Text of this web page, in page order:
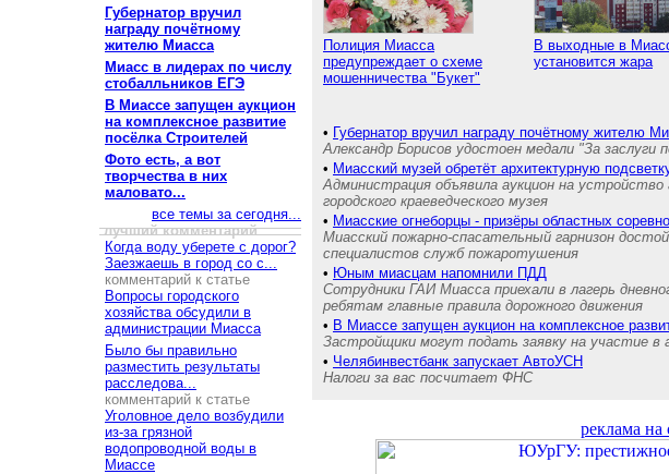
Губернатор вручил
награду почётному
жителю Миасса
Миасс в лидерах по числу
стобалльников ЕГЭ
В Миассе запущен аукцион
на комплексное развитие
посёлка Строителей
Фото есть, а вот
творчества в них
маловато...
все темы за сегодня...
лучший комментарий
Когда воду уберете с дорог?
Заезжаешь в город со с...
комментарий к статье
Вопросы городского
хозяйства обсудили в
администрации Миасса
Было бы правильно
разместить результаты
расследова...
комментарий к статье
Уголовное дело возбудили
из-за грязной
водопроводной воды в
Миассе
Полиция Миасса
предупреждает о схеме
мошенничества "Букет"
В выходные в
установится жара
• Губернатор вручил награду почётному жителю
Александр Борисов удостоен медали "За заслуги
• Миасский музей обретёт архитектурную
Администрация объявила аукцион на
городского краеведческого музея
• Миасские огнеборцы - призёры областных
Миасский пожарно-спасательный гарнизон
специалистов служб пожаротушения
• Юным миасцам напомнили ПДД
Сотрудники ГАИ Миасса приехали в лагерь
ребятам главные правила дорожного движения
• В Миассе запущен аукцион на комплексное
Застройщики могут подать заявку на участие в
• Челябинвестбанк запускает АвтоУСН
Налоги за вас посчитает ФНС
реклама на